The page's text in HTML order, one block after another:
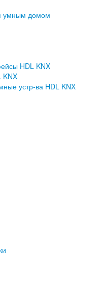
умным домом
HDL KNX
KNX
устр-ва HDL KNX